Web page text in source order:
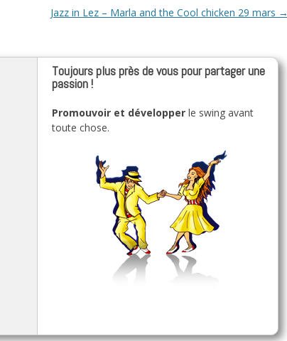
Jazz in Lez – Marla and the Cool chicken 29 mars →
Toujours plus près de vous pour partager une
passion !
Promouvoir et développer le swing avant
toute chose.